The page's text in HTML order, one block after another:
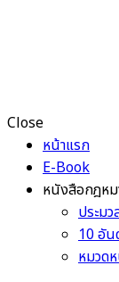
Close
หน้าแรก
E-Book
หนังสือกฎห
ประม
10 อัน
หมวด